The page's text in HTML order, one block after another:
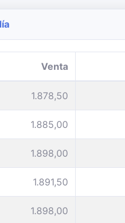
Venta
1.878,50
1.885,00
1.898,00
1.891,50
1.898,00